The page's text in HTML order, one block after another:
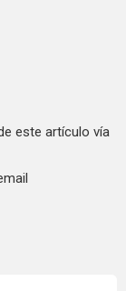
este artículo vía